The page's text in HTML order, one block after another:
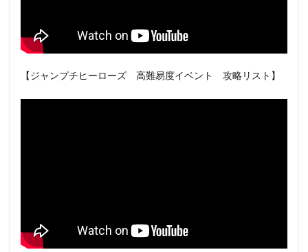
【ジャンプチヒーローズ 高難易度イベント 攻略リスト】